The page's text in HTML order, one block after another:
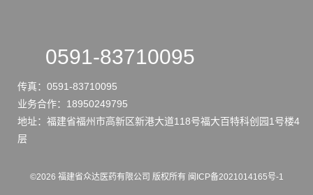
0591-83710095
传真： 0591-83710095
业务合作： 18950249795
地址： 福建省福州市高新区新港大道118号福大百特科创园1号楼4
层
©2026 福建省众达医药有限公司 版权所有 闽ICP备2021014165号-1